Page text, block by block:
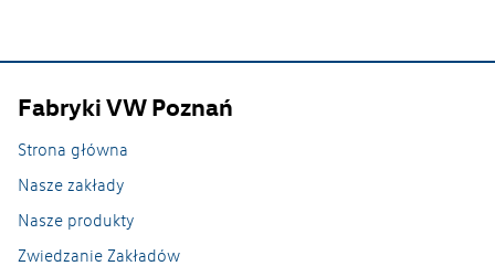
Produkty
Produkcja samochodów
Fabryki VW Poznań
Strona główna
Nasze zakłady
Nasze produkty
Zwiedzanie Zakładów